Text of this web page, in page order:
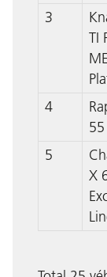
3
TI
4
5
X